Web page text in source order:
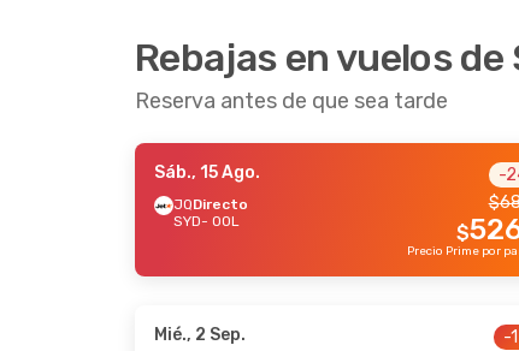
Rebajas en vuelos
Reserva antes de que sea tarde
Sáb., 15 Ago.
JQDirecto
SYD- OOL
-
$
$
Mié., 2 Sep.
-